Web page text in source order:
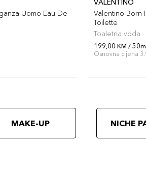
Uomo Eau De
VALENTINO
Valentino Born
Toilette
Toaletna voda
199,00 KM /
Osnovna cijena
MAKE-UP NICHE